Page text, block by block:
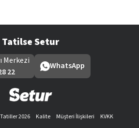
Tatilse Setur
Merkezi
22
WhatsApp
2026 Kalite Müşteri İlişkileri
KVKK